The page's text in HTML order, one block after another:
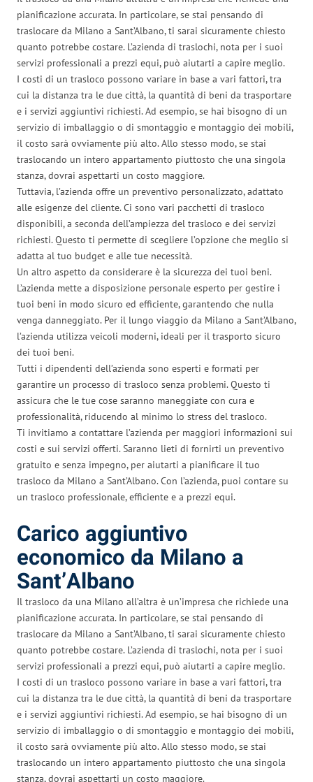
pianificazione accurata. In particolare, se stai pensando di
traslocare da Milano a Sant’Albano, ti sarai sicuramente chiesto
quanto potrebbe costare. L’azienda di traslochi, nota per i suoi
servizi professionali a prezzi equi, può aiutarti a capire meglio.
I costi di un trasloco possono variare in base a vari fattori, tra
cui la distanza tra le due città, la quantità di beni da trasportare
e i servizi aggiuntivi richiesti. Ad esempio, se hai bisogno di un
servizio di imballaggio o di smontaggio e montaggio dei mobili,
il costo sarà ovviamente più alto. Allo stesso modo, se stai
traslocando un intero appartamento piuttosto che una singola
stanza, dovrai aspettarti un costo maggiore.
Tuttavia, l’azienda offre un preventivo personalizzato, adattato
alle esigenze del cliente. Ci sono vari pacchetti di trasloco
disponibili, a seconda dell’ampiezza del trasloco e dei servizi
richiesti. Questo ti permette di scegliere l’opzione che meglio si
adatta al tuo budget e alle tue necessità.
Un altro aspetto da considerare è la sicurezza dei tuoi beni.
L’azienda mette a disposizione personale esperto per gestire i
tuoi beni in modo sicuro ed efficiente, garantendo che nulla
venga danneggiato. Per il lungo viaggio da Milano a Sant’Albano,
l’azienda utilizza veicoli moderni, ideali per il trasporto sicuro
dei tuoi beni.
Tutti i dipendenti dell’azienda sono esperti e formati per
garantire un processo di trasloco senza problemi. Questo ti
assicura che le tue cose saranno maneggiate con cura e
professionalità, riducendo al minimo lo stress del trasloco.
Ti invitiamo a contattare l’azienda per maggiori informazioni sui
costi e sui servizi offerti. Saranno lieti di fornirti un preventivo
gratuito e senza impegno, per aiutarti a pianificare il tuo
trasloco da Milano a Sant’Albano. Con l’azienda, puoi contare su
un trasloco professionale, efficiente e a prezzi equi.
Carico aggiuntivo
economico da Milano a
Sant’Albano
Il trasloco da una Milano all’altra è un’impresa che richiede una
pianificazione accurata. In particolare, se stai pensando di
traslocare da Milano a Sant’Albano, ti sarai sicuramente chiesto
quanto potrebbe costare. L’azienda di traslochi, nota per i suoi
servizi professionali a prezzi equi, può aiutarti a capire meglio.
I costi di un trasloco possono variare in base a vari fattori, tra
cui la distanza tra le due città, la quantità di beni da trasportare
e i servizi aggiuntivi richiesti. Ad esempio, se hai bisogno di un
servizio di imballaggio o di smontaggio e montaggio dei mobili,
il costo sarà ovviamente più alto. Allo stesso modo, se stai
traslocando un intero appartamento piuttosto che una singola
stanza, dovrai aspettarti un costo maggiore.